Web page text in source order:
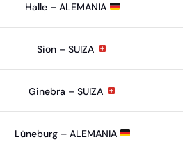
Halle – ALEMANIA
Sion – SUIZA
Ginebra – SUIZA
Lüneburg – ALEMANIA